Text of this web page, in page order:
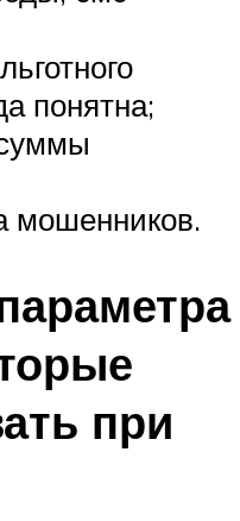
понятна;
мошенников.
при